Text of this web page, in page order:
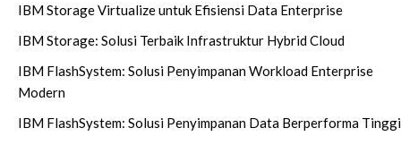
IBM Storage Virtualize untuk Efisiensi Data Enterprise
IBM Storage: Solusi Terbaik Infrastruktur Hybrid Cloud
IBM FlashSystem: Solusi Penyimpanan Workload Enterprise
Modern
IBM FlashSystem: Solusi Penyimpanan Data Berperforma Tinggi